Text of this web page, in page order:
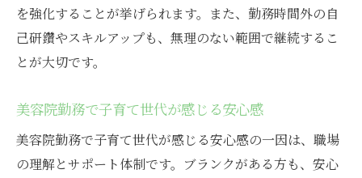
を強化することが挙げられます。また、勤務時間外の自
己研鑽やスキルアップも、無理のない範囲で継続するこ
とが大切です。
美容院勤務で子育て世代が感じる安心感
美容院勤務で子育て世代が感じる安心感の一因は、職場
の理解とサポート体制です。ブランクがある方も、安心